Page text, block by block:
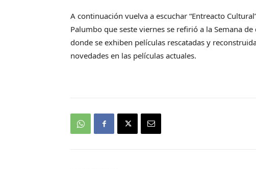
A continuación vuelva a escuchar “Entreacto
Palumbo que seste viernes se refirió a la Semana
donde se exhiben películas rescatadas y
novedades en las películas actuales.